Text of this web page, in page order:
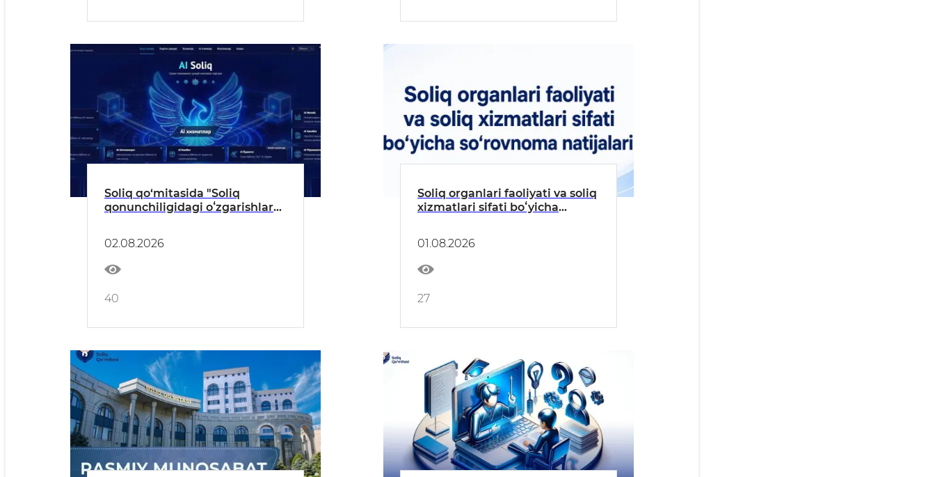
Soliq qo‘mitasida "Soliq
qonunchiligidagi oʻzgarishlarni
tashkil etildi.
02.08.2026
40
Soliq organlari faoliyati va soliq
xizmatlari sifati boʻyicha
01.08.2026
27